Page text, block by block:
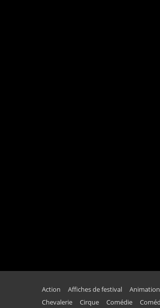
Action Affiches de festival Animation
Chevalerie
Cirque Comédie